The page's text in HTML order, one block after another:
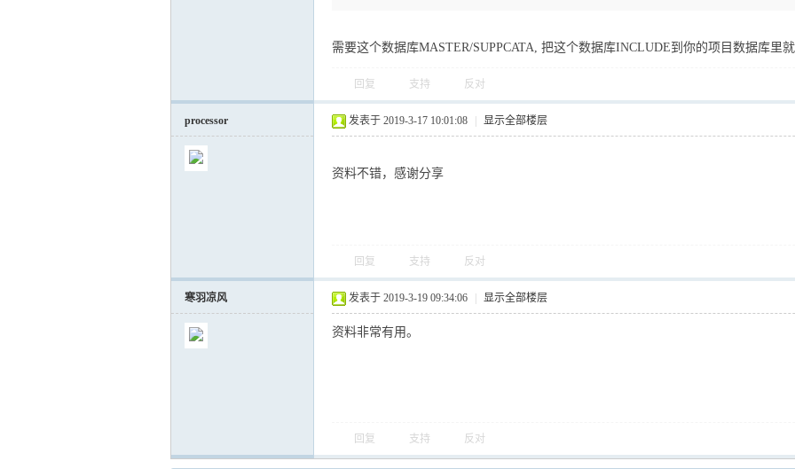
需要这个数据库MASTER/SUPPCATA, 把这个数据库INCLUDE到你的项目数据库里
回复 支持 反对
processor 发表于 2019-3-17 10:01:08 显示全部楼层
资料不错，感谢分享
回复 支持 反对
寒羽凉风 发表于 2019-3-19 09:34:06 显示全部楼层
资料非常有用。
回复 支持 反对